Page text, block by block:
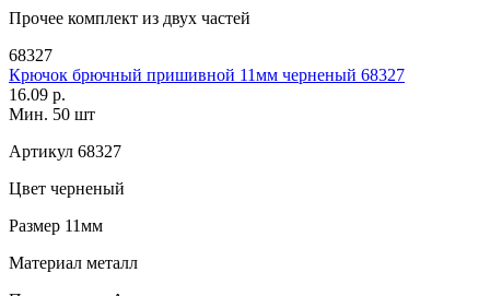
Прочее комплект из двух частей
68327
Крючок брючный пришивной 11мм черненый 68327
16.09 р.
Мин. 50 шт
Артикул 68327
Цвет черненый
Размер 11мм
Материал металл